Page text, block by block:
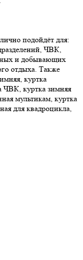
подойдёт для:
ЧВК,
и добывающих
отдыха. Также
куртка
ЧВК, куртка зимняя
мультикам, куртка
для квадроцикла,